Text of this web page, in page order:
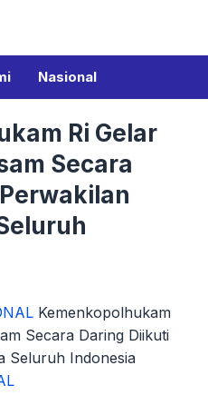
Nasional
Ri Gelar
Secara
Kemenkopolhukam
Secara Daring Diikuti
Seluruh Indonesia